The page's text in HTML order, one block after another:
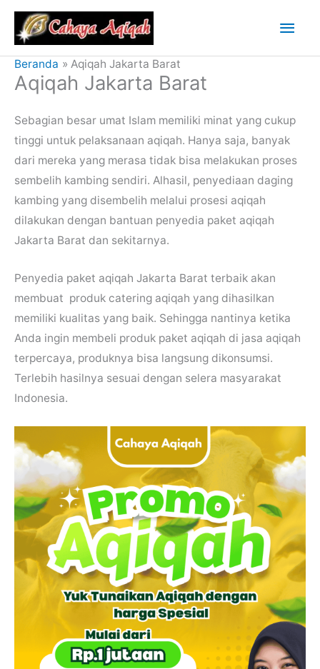
Lewati
konten
Beranda Aqiqah Jakarta Barat
Aqiqah Jakarta Barat
Sebagian besar umat Islam memiliki minat yang cukup
tinggi untuk pelaksanaan aqiqah. Hanya saja, banyak
dari mereka yang merasa tidak bisa melakukan proses
sembelih kambing sendiri. Alhasil, penyediaan daging
kambing yang disembelih melalui prosesi aqiqah
dilakukan dengan bantuan penyedia paket aqiqah
Jakarta Barat dan sekitarnya.
Penyedia paket aqiqah Jakarta Barat terbaik akan
membuat produk catering aqiqah yang dihasilkan
memiliki kualitas yang baik. Sehingga nantinya ketika
Anda ingin membeli produk paket aqiqah di jasa aqiqah
terpercaya, produknya bisa langsung dikonsumsi.
Terlebih hasilnya sesuai dengan selera masyarakat
Indonesia.